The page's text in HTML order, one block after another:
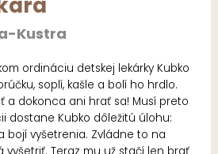
Kustra
ordináciu detskej lekárky Kubko
soplí, kašle a bolí ho hrdlo.
a dokonca ani hrať sa! Musí preto
dostane Kubko dôležitú úlohu:
bojí vyšetrenia. Zvládne to na
vyšetriť. Teraz mu už stačí len brať